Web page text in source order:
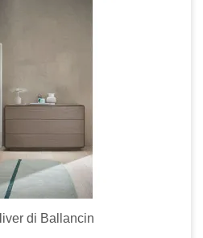
di Ballancin